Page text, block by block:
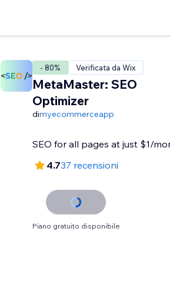
- 80% Verificata da Wix
MetaMaster: SEO
Optimizer
dimyecommerceapp
SEO for all pages at just $1/
4.737 recensioni
Piano gratuito disponibile